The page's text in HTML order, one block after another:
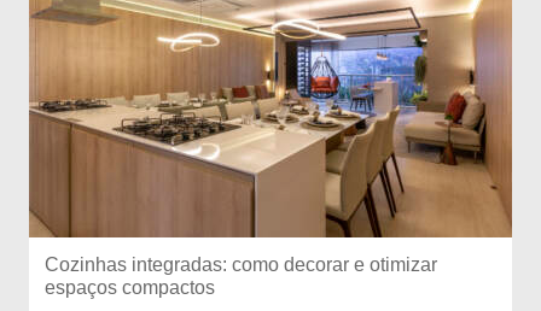
Cozinhas integradas: como decorar e otimizar
espaços compactos